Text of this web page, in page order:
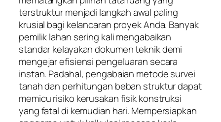
terstruktur menjadi langkah awal paling
krusial bagi kelancaran proyek Anda. Banyak
pemilik lahan sering kali mengabaikan
standar kelayakan dokumen teknik demi
mengejar efisiensi pengeluaran secara
instan. Padahal, pengabaian metode survei
tanah dan perhitungan beban struktur dapat
memicu risiko kerusakan fisik konstruksi
yang fatal di kemudian hari. Mempersiapkan